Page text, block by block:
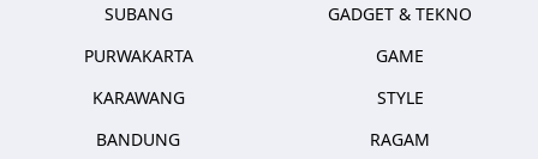
SUBANG
PURWAKARTA
KARAWANG
BANDUNG
GADGET & TEKNO
GAME
STYLE
RAGAM